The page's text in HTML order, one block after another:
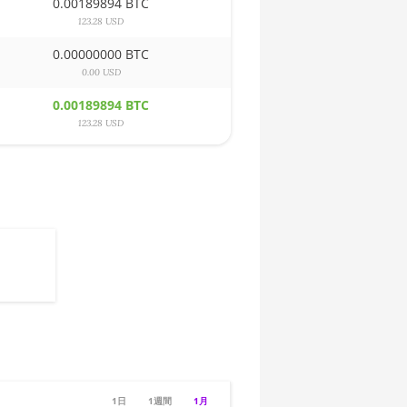
123.28 USD
0.00000000 BTC
0.00 USD
0.00189894 BTC
123.28 USD
1日 1週間 1月